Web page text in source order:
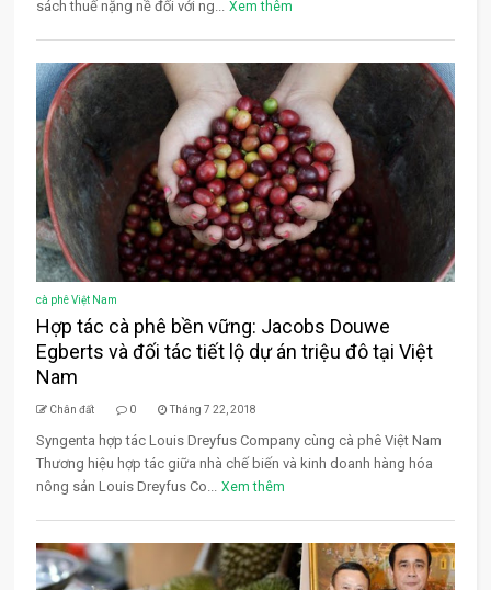
sách thuế nặng nề đối với ng... Xem thêm
cà phê Việt Nam
Hợp tác cà phê bền vững: Jacobs Douwe
Egberts và đối tác tiết lộ dự án triệu đô tại Việt
Nam
Chân đất 0 Tháng 7 22, 2018
Syngenta hợp tác Louis Dreyfus Company cùng cà phê Việt Nam
Thương hiệu hợp tác giữa nhà chế biến và kinh doanh hàng hóa
nông sản Louis Dreyfus Co... Xem thêm